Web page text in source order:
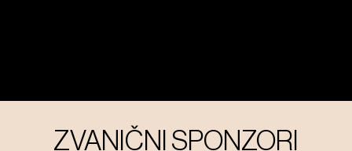
ZVANIČNI SPONZORI